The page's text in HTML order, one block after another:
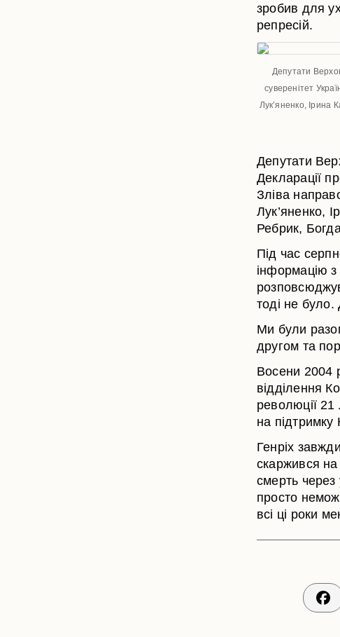
зробив для
репресій.
Депутати
суверенітет
Лук’яненко, Ірина
Депутати
Декларації
Зліва
Лук’яненко,
Ребрик,
Під час
інформацію з
тоді не було.
Ми були
другом та
Восени 2004
відділення
революції 21
на
Генріх
скаржився
смерть через
просто
всі ці роки